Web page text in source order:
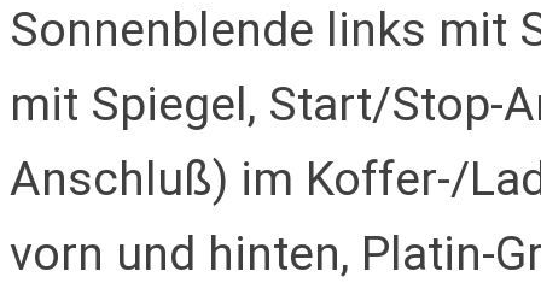
Sonnenblende links mit
mit Spiegel, Start/Stop-
Anschluß) im Koffer-/
vorn und hinten, Platin-